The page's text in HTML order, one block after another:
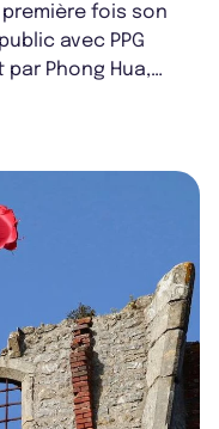
fois son
avec PPG
par Phong Hua,
d...